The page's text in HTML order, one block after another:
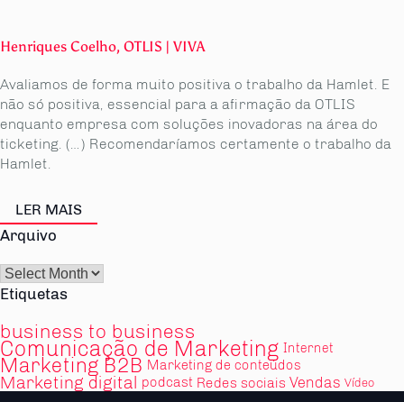
Henriques Coelho, OTLIS | VIVA
Avaliamos de forma muito positiva o trabalho da Hamlet. E
não só positiva, essencial para a afirmação da OTLIS
enquanto empresa com soluções inovadoras na área do
ticketing. (…) Recomendaríamos certamente o trabalho da
Hamlet.
LER MAIS
Arquivo
Arquivo
Etiquetas
business to business
Comunicação de Marketing Internet
Marketing B2B Marketing de conteúdos
Marketing digital podcast Redes sociais Vendas Vídeo